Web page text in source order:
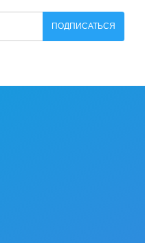
ПОДПИСАТЬСЯ